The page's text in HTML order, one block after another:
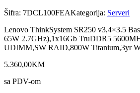
Šifra: 7DCL100FEAKategorija: Serveri
Lenovo ThinkSystem SR250 v3,4×3.5
65W 2.7GHz),1x16Gb TruDDR5
UDIMM,SW RAID,800W Titanium,3yr
5.360,00KM
sa PDV-om